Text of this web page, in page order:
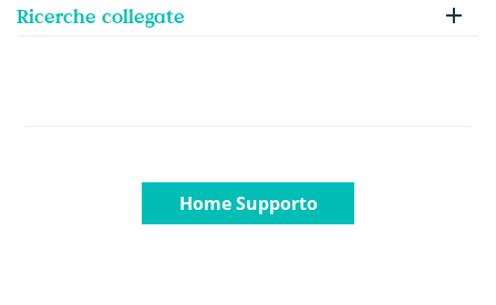
Ricerche collegate
Home Supporto